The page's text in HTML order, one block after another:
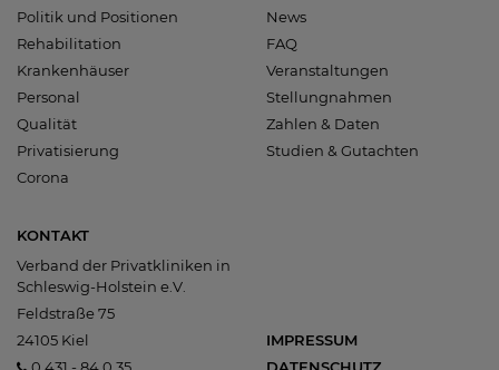
Politik und Positionen
Rehabilitation
Krankenhäuser
Personal
Qualität
Privatisierung
Corona
News
FAQ
Veranstaltungen
Stellungnahmen
Zahlen & Daten
Studien & Gutachten
KONTAKT
Verband der Privatkliniken in
Schleswig-Holstein e.V.
Feldstraße 75
24105 Kiel
0 431 - 84 0 35
IMPRESSUM
DATENSCHUTZ